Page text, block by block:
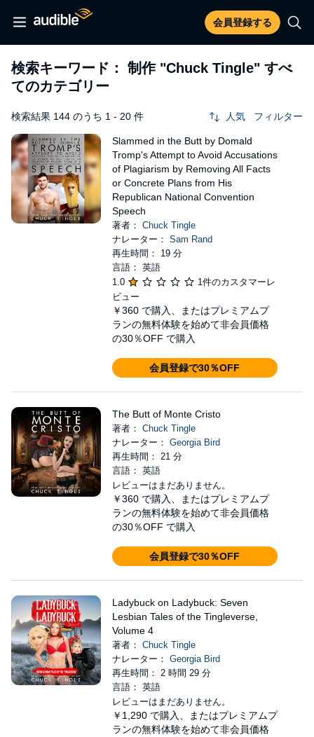
会員登録する
検索キーワード： 制作 "Chuck Tingle" すべ
てのカテゴリー
検索結果 144 のうち 1 - 20 件 人気 フィルター
Slammed in the Butt by Domald
Tromp's Attempt to Avoid Accusations
of Plagiarism by Removing All Facts
or Concrete Plans from His
Republican National Convention
Speech
著者： Chuck Tingle
ナレーター： Sam Rand
再生時間： 19 分
言語： 英語
1.0
1件のカスタマーレ
ビュー
￥360 で購入、またはプレミアムプ
ランの無料体験を始めて非会員価格
の30％OFF で購入
会員登録で30％OFF
The Butt of Monte Cristo
著者： Chuck Tingle
ナレーター： Georgia Bird
再生時間： 21 分
言語： 英語
レビューはまだありません。
￥360 で購入、またはプレミアムプ
ランの無料体験を始めて非会員価格
の30％OFF で購入
会員登録で30％OFF
Ladybuck on Ladybuck: Seven
Lesbian Tales of the Tingleverse,
Volume 4
著者： Chuck Tingle
ナレーター： Georgia Bird
再生時間： 2 時間 29 分
言語： 英語
レビューはまだありません。
￥1,290 で購入、またはプレミアムプ
ランの無料体験を始めて非会員価格